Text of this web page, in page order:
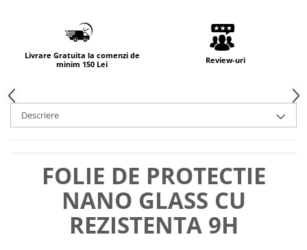
Livrare Gratuita la comenzi de
minim 150 Lei
Review-uri
Descriere
FOLIE DE PROTECTIE
NANO GLASS CU
REZISTENTA 9H